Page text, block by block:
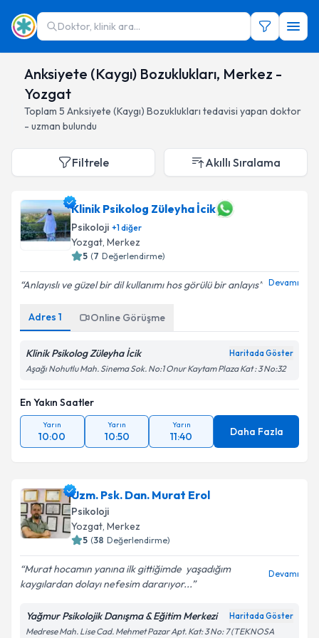
Doktor, klinik ara...
Anksiyete (Kaygı) Bozuklukları, Merkez -
Yozgat
Toplam 5 Anksiyete (Kaygı) Bozuklukları tedavisi yapan doktor
- uzman bulundu
Filtrele Akıllı Sıralama
Klinik Psikolog Züleyha İcik
Psikoloji +1diğer
Yozgat, Merkez
5 (7 Değerlendirme)
Anlayıslı ve güzel bir dil kullanımı hos görülü bir anlayıs Devamı
Adres 1 Online Görüşme
Klinik Psikolog Züleyha İcik Haritada Göster
Aşağı Nohutlu Mah. Sinema Sok. No:1 Onur Kaytam Plaza Kat : 3 No:32
En Yakın Saatler
Yarın
10:00
Yarın
10:50
Yarın
11:40 Daha Fazla
Uzm. Psk. Dan. Murat Erol
Psikoloji
Yozgat, Merkez
5 (38 Değerlendirme)
Murat hocamın yanına ilk gittiğimde yaşadığım
kaygılardan dolayı nefesim dararıyor...
Devamı
Yağmur Psikolojik Danışma & Eğitim Merkezi Haritada Göster
Medrese Mah. Lise Cad. Mehmet Pazar Apt. Kat: 3 No: 7 (TEKNOSA